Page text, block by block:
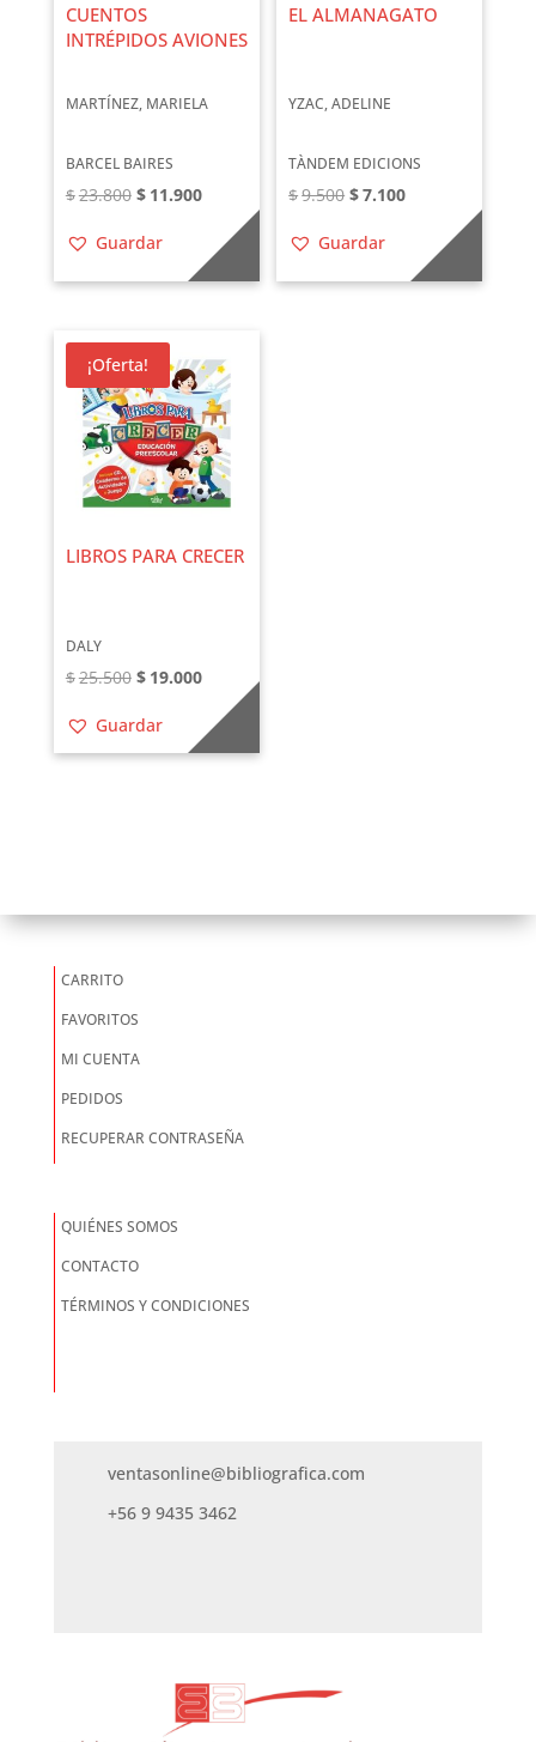
CUENTOS
INTRÉPIDOS AVIONES
MARTÍNEZ, MARIELA
BARCEL BAIRES
$23.800 El
original
era:
$ 11.900El
precio
actual
es:
Guardar
EL ALMANAGATO
YZAC, ADELINE
TÀNDEM EDICIONS
$9.500 El
original
era:
$7.100El
actual
es:
Guardar
¡Oferta!
LIBROS PARA CRECER
DALY
$25.500 El
original
$ 19.000El
precio
actual
Guardar
CARRITO
FAVORITOS
MI CUENTA
PEDIDOS
RECUPERAR CONTRASEÑA
QUIÉNES SOMOS
CONTACTO
TÉRMINOS Y CONDICIONES
ventasonline@bibliografica.com
+56 9 9435 3462